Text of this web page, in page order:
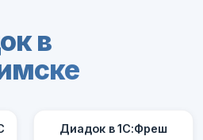
в
Диадок в 1С:Фреш